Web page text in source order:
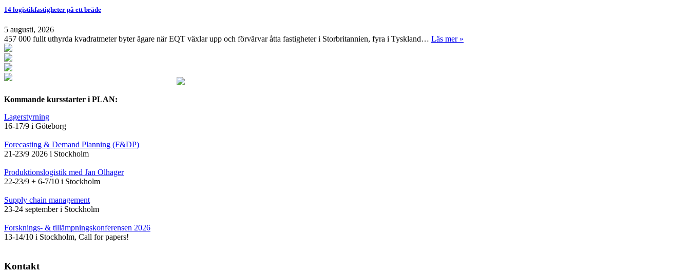
14 logistikfastigheter på ett bräde
5 augusti, 2026
457 000 fullt uthyrda kvadratmeter byter ägare när EQT växlar upp och förvärvar åtta fastigheter i Storbritannien, fyra i Tyskland… Läs mer »
Kommande kursstarter i PLAN:
Lagerstyrning
16-17/9 i Göteborg
Forecasting & Demand Planning (F&DP)
21-23/9 2026 i Stockholm
Produktionslogistik med Jan Olhager
22-23/9 + 6-7/10 i Stockholm
Supply chain management
23-24 september i Stockholm
Forsknings- & tillämpningskonferensen 2026
13-14/10 i Stockholm, Call for papers!
Kontakt